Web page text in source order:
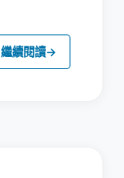
繼續閱讀→